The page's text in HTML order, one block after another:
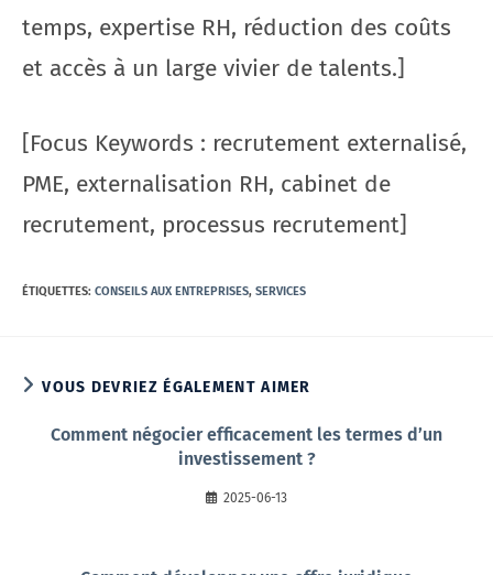
temps, expertise RH, réduction des coûts
et accès à un large vivier de talents.]
[Focus Keywords : recrutement externalisé,
PME, externalisation RH, cabinet de
recrutement, processus recrutement]
ÉTIQUETTES: CONSEILS AUX ENTREPRISES, SERVICES
VOUS DEVRIEZ ÉGALEMENT AIMER
Comment négocier efficacement les termes d’un
investissement ?
2025-06-13